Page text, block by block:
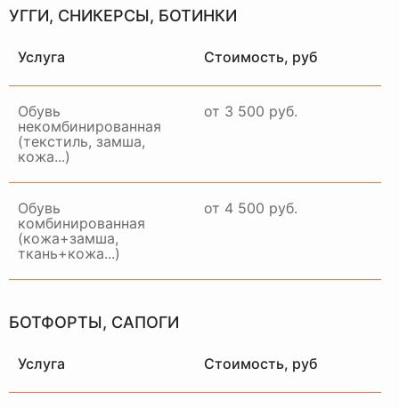
УГГИ, СНИКЕРСЫ, БОТИНКИ
Услуга Стоимость, руб
Обувь
некомбинированная
(текстиль, замша,
кожа...)
от 3 500 руб.
Обувь
комбинированная
(кожа+замша,
ткань+кожа...)
от 4 500 руб.
БОТФОРТЫ, САПОГИ
Услуга Стоимость, руб